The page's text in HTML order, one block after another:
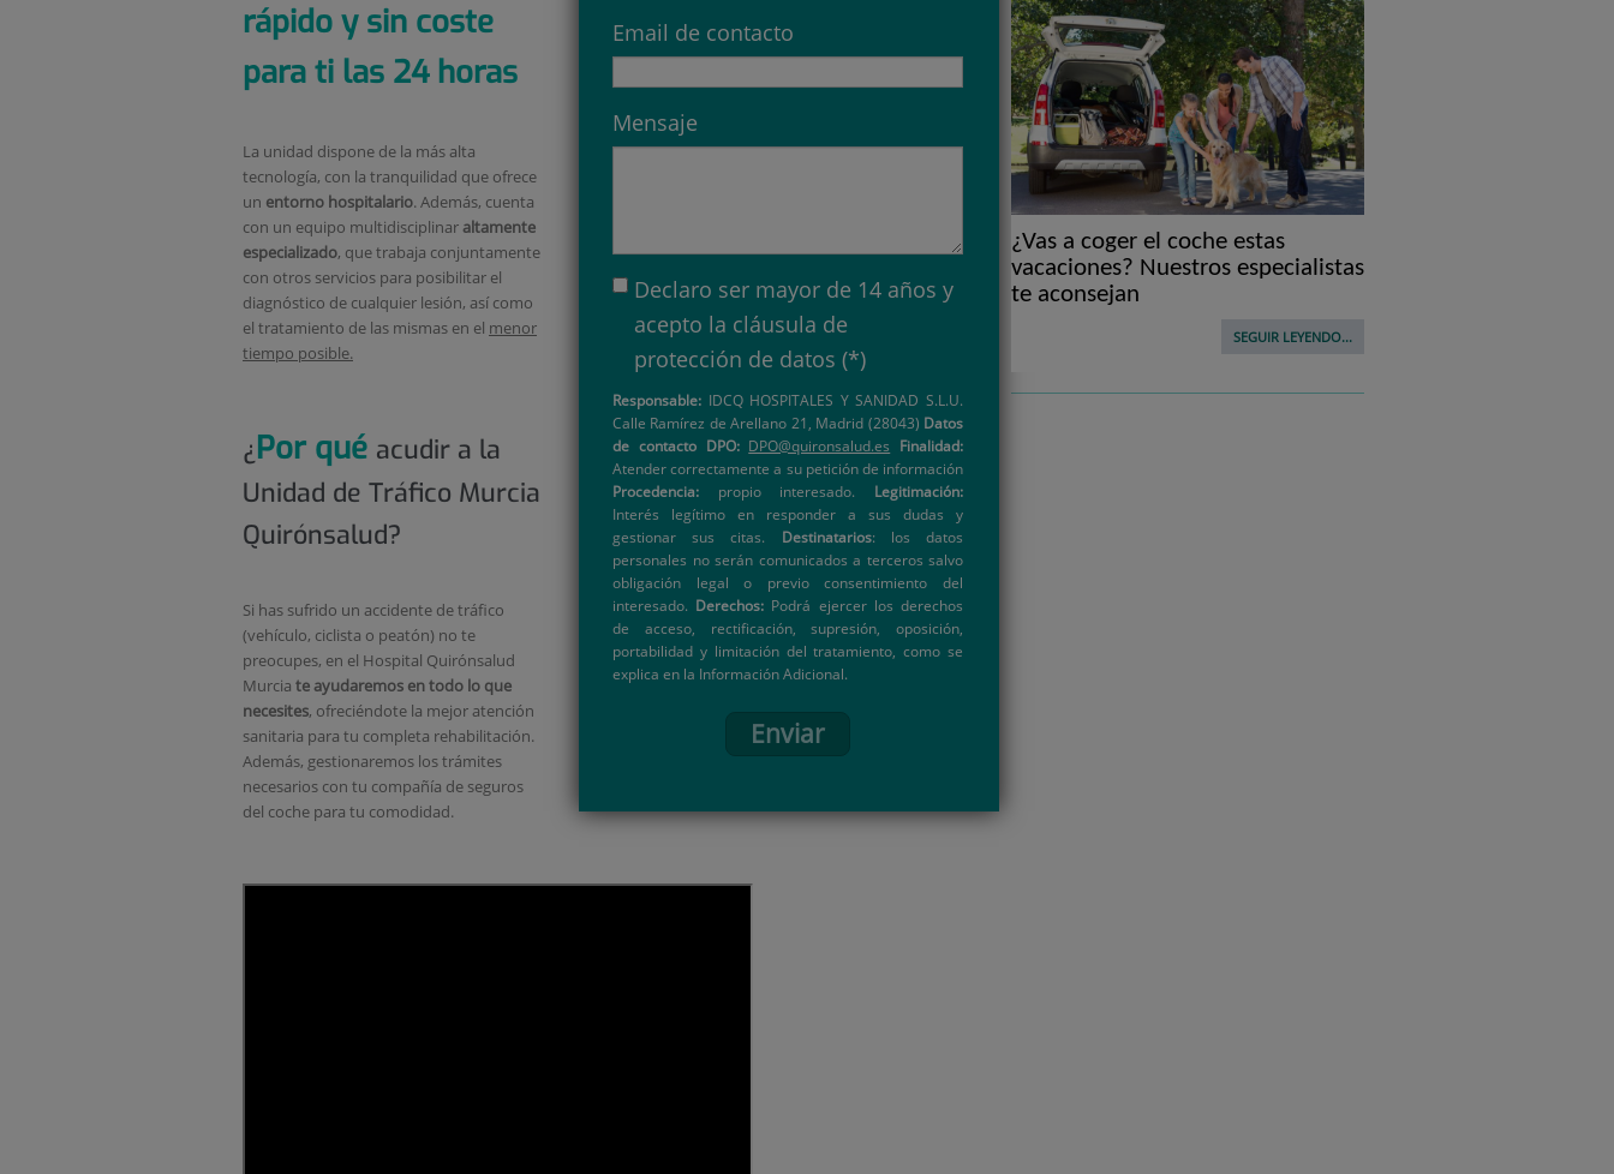
Email de contacto
Mensaje
Declaro ser mayor de 14 años y
acepto la cláusula de
protección de datos (*)
Responsable: IDCQ HOSPITALES Y SANIDAD S.L.U.
Calle Ramírez de Arellano 21, Madrid (28043) Datos
de contacto DPO: DPO@quironsalud.es
Finalidad:
Atender correctamente a su petición de información
Procedencia: propio interesado. Legitimación:
Interés legítimo en responder a sus dudas y
gestionar sus citas. Destinatarios: los datos
personales no serán comunicados a terceros salvo
obligación legal o previo consentimiento del
interesado. Derechos: Podrá ejercer los derechos
de acceso, rectificación, supresión, oposición,
portabilidad y limitación del tratamiento, como se
explica en la Información Adicional.
Enviar
rápido y sin coste
para ti las 24 horas
La unidad dispone de la más alta
tecnología, con la tranquilidad que ofrece
un entorno hospitalario. Además, cuenta
con un equipo multidisciplinar altamente
especializado, que trabaja conjuntamente
con otros servicios para posibilitar el
diagnóstico de cualquier lesión, así como
el tratamiento de las mismas en el menor
tiempo posible.
¿Por qué acudir a la
Unidad de Tráfico Murcia
Quirónsalud?
Si has sufrido un accidente de tráfico
(vehículo, ciclista o peatón) no te
preocupes, en el Hospital Quirónsalud
Murcia te ayudaremos en todo lo que
necesites, ofreciéndote la mejor atención
sanitaria para tu completa rehabilitación.
Además, gestionaremos los trámites
necesarios con tu compañía de seguros
del coche para tu comodidad.
¿Vas a coger el coche estas
vacaciones? Nuestros especialistas
te aconsejan
SEGUIR LEYENDO...